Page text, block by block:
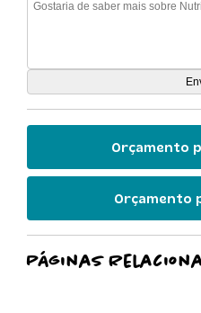
Orçamento
Orçamento
Páginas